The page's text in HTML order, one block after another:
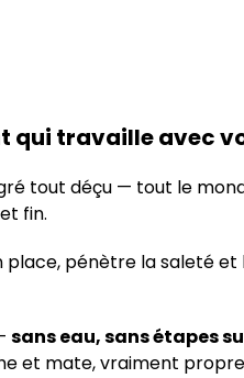
qui travaille avec
tout déçu — tout le
fin.
place, pénètre la saleté
sans eau, sans étapes
et mate, vraiment